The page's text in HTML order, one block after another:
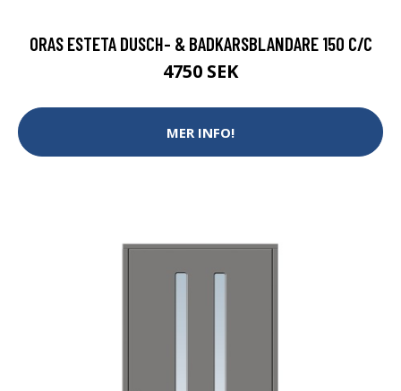
ORAS ESTETA DUSCH- & BADKARSBLANDARE 150 C/C
4750 SEK
MER INFO!